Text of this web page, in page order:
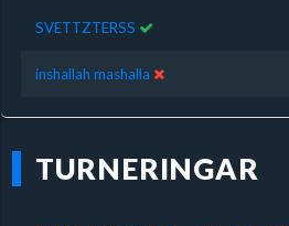
SVETTZTERSS
inshallah mashalla
TURNERINGAR